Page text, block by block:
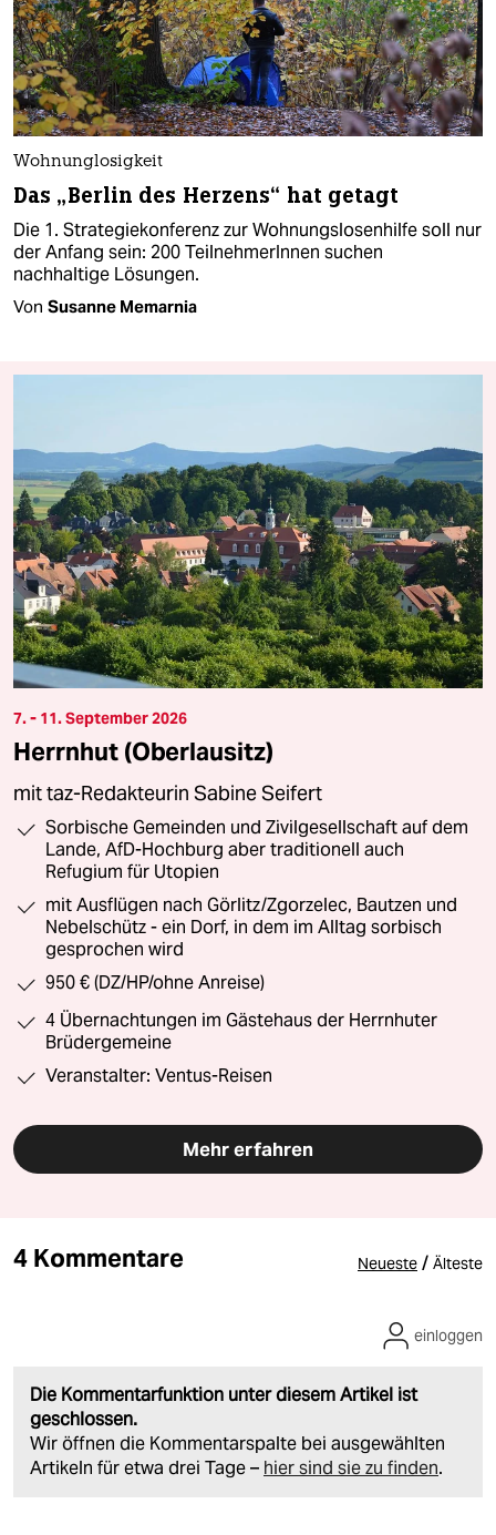
Wohnunglosigkeit
Das „Berlin des Herzens“ hat getagt
Die 1. Strategiekonferenz zur Wohnungslosenhilfe soll nur
der Anfang sein: 200 TeilnehmerInnen suchen
nachhaltige Lösungen.
Von Susanne Memarnia
7. - 11. September 2026
Herrnhut (Oberlausitz)
mit taz-Redakteurin Sabine Seifert
Sorbische Gemeinden und Zivilgesellschaft auf dem
Lande, AfD-Hochburg aber traditionell auch
Refugium für Utopien
mit Ausflügen nach Görlitz/Zgorzelec, Bautzen und
Nebelschütz - ein Dorf, in dem im Alltag sorbisch
gesprochen wird
950 € (DZ/HP/ohne Anreise)
4 Übernachtungen im Gästehaus der Herrnhuter
Brüdergemeine
Veranstalter: Ventus-Reisen
Mehr erfahren
4 Kommentare Neueste / Älteste
Die Kommentarfunktion unter diesem Artikel ist
geschlossen.
Wir öffnen die Kommentarspalte bei ausgewählten
Artikeln für etwa drei Tage – hier sind sie zu finden.
einloggen